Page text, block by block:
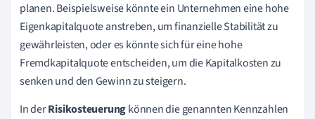
planen. Beispielsweise könnte ein Unternehmen eine hohe
Eigenkapitalquote anstreben, um finanzielle Stabilität zu
gewährleisten, oder es könnte sich für eine hohe
Fremdkapitalquote entscheiden, um die Kapitalkosten zu
senken und den Gewinn zu steigern.
In derRisikosteuerungkönnen die genannten Kennzahlen